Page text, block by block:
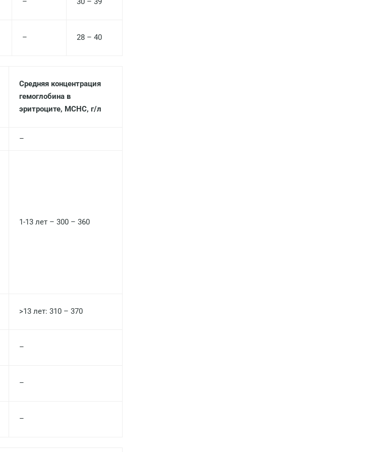
– 28 – 40
Средняя концентрация
гемоглобина в
эритроците, MCHC, г/л
–
1-13 лет – 300 – 360
>13 лет: 310 – 370
–
–
–